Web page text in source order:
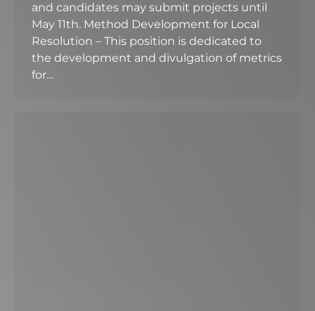
and candidates may submit projects until
May 11th. Method Development for Local
Resolution – This position is dedicated to
the development and divulgation of metrics
for…